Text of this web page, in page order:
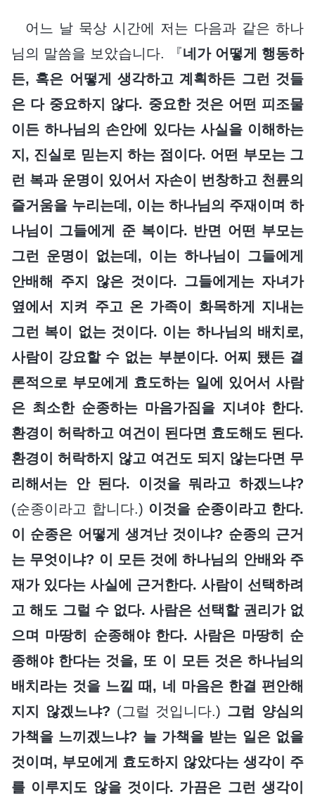
어느 날 묵상 시간에 저는 다음과 같은 하나
님의 말씀을 보았습니다. 『네가 어떻게 행동하
든, 혹은 어떻게 생각하고 계획하든 그런 것들
은 다 중요하지 않다. 중요한 것은 어떤 피조물
이든 하나님의 손안에 있다는 사실을 이해하는
지, 진실로 믿는지 하는 점이다. 어떤 부모는 그
런 복과 운명이 있어서 자손이 번창하고 천륜의
즐거움을 누리는데, 이는 하나님의 주재이며 하
나님이 그들에게 준 복이다. 반면 어떤 부모는
그런 운명이 없는데, 이는 하나님이 그들에게
안배해 주지 않은 것이다. 그들에게는 자녀가
옆에서 지켜 주고 온 가족이 화목하게 지내는
그런 복이 없는 것이다. 이는 하나님의 배치로,
사람이 강요할 수 없는 부분이다. 어찌 됐든 결
론적으로 부모에게 효도하는 일에 있어서 사람
은 최소한 순종하는 마음가짐을 지녀야 한다.
환경이 허락하고 여건이 된다면 효도해도 된다.
환경이 허락하지 않고 여건도 되지 않는다면 무
리해서는 안 된다. 이것을 뭐라고 하겠느냐?
(순종이라고 합니다.) 이것을 순종이라고 한다.
이 순종은 어떻게 생겨난 것이냐? 순종의 근거
는 무엇이냐? 이 모든 것에 하나님의 안배와 주
재가 있다는 사실에 근거한다. 사람이 선택하려
고 해도 그럴 수 없다. 사람은 선택할 권리가 없
으며 마땅히 순종해야 한다. 사람은 마땅히 순
종해야 한다는 것을, 또 이 모든 것은 하나님의
배치라는 것을 느낄 때, 네 마음은 한결 편안해
지지 않겠느냐? (그럴 것입니다.) 그럼 양심의
가책을 느끼겠느냐? 늘 가책을 받는 일은 없을
것이며, 부모에게 효도하지 않았다는 생각이 주
를 이루지도 않을 것이다. 가끔은 그런 생각이